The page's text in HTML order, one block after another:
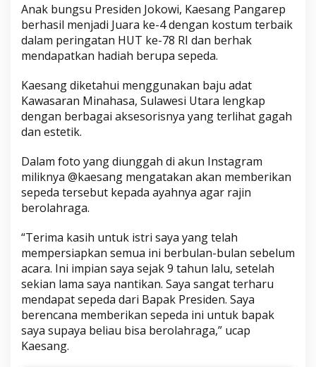
Anak bungsu Presiden Jokowi, Kaesang Pangarep
berhasil menjadi Juara ke-4 dengan kostum terbaik
dalam peringatan HUT ke-78 RI dan berhak
mendapatkan hadiah berupa sepeda.
Kaesang diketahui menggunakan baju adat
Kawasaran Minahasa, Sulawesi Utara lengkap
dengan berbagai aksesorisnya yang terlihat gagah
dan estetik.
Dalam foto yang diunggah di akun Instagram
miliknya @kaesang mengatakan akan memberikan
sepeda tersebut kepada ayahnya agar rajin
berolahraga.
“Terima kasih untuk istri saya yang telah
mempersiapkan semua ini berbulan-bulan sebelum
acara. Ini impian saya sejak 9 tahun lalu, setelah
sekian lama saya nantikan. Saya sangat terharu
mendapat sepeda dari Bapak Presiden. Saya
berencana memberikan sepeda ini untuk bapak
saya supaya beliau bisa berolahraga,” ucap
Kaesang.